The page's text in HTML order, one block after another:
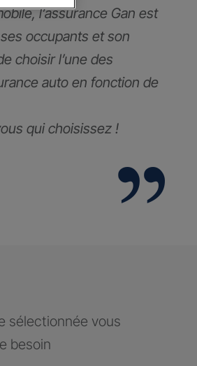
l’assurance Gan est
occupants et son
choisir l’une des
auto en fonction de
qui choisissez !
sélectionnée vous
besoin